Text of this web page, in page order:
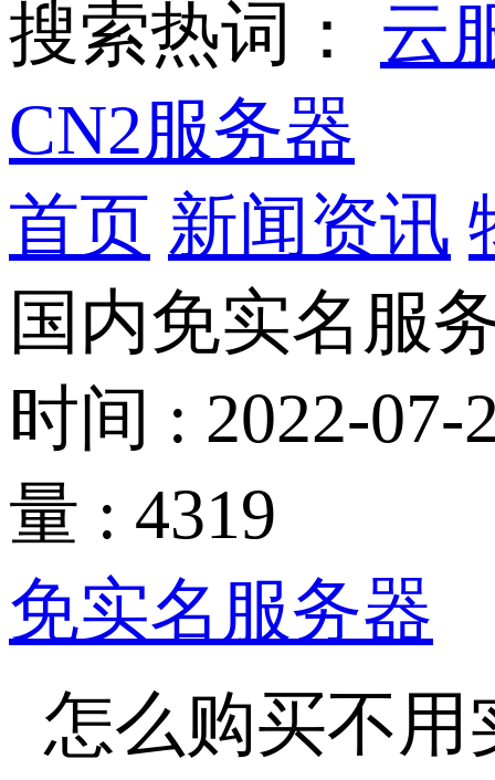
搜索热词： 云
CN2服务器
首页 新闻资讯
国内免实名服
时间 : 2022-07-
量 : 4319
免实名服务器
怎么购买不用